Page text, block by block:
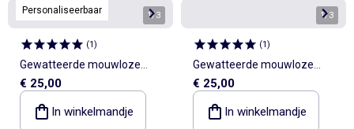
Personaliseerbaar 1/3
(1)
Gewatteerde mouwloze
slaapzak
€ 25,00
In winkelmandje
1/3
(1)
Gewatteerde mouwloze
slaapzak
€ 25,00
In winkelmandje